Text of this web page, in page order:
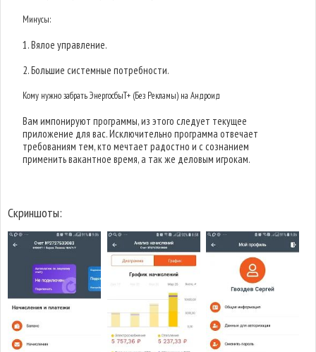
Минусы:
1. Вялое управление.
2. Большие системные потребности.
Кому нужно забрать ЭнергосбыТ+ (Без Рекламы) на Андроид
Вам импонируют программы, из этого следует текущее
приложение для вас. Исключительно программа отвечает
требованиям тем, кто мечтает радостно и с сознанием
применить вакантное время, а так же деловым игрокам.
Скриншоты: